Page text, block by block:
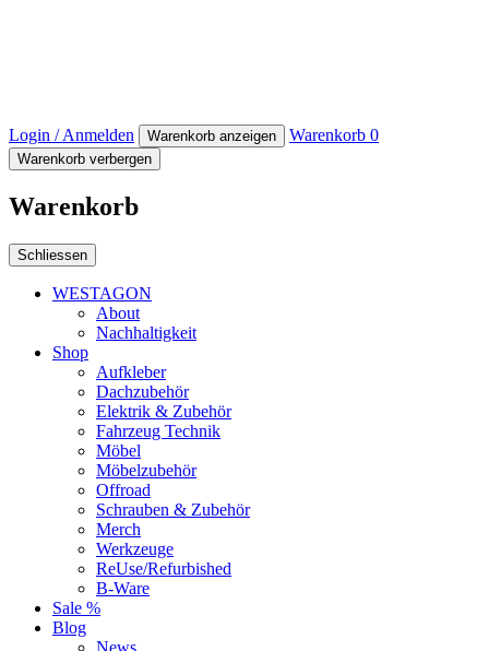
Login / Anmelden Warenkorb anzeigen Warenkorb 0
Warenkorb verbergen
Warenkorb
Schliessen
WESTAGON
About
Nachhaltigkeit
Shop
Aufkleber
Dachzubehör
Elektrik & Zubehör
Fahrzeug Technik
Möbel
Möbelzubehör
Offroad
Schrauben & Zubehör
Merch
Werkzeuge
ReUse/Refurbished
B-Ware
Sale %
Blog
News